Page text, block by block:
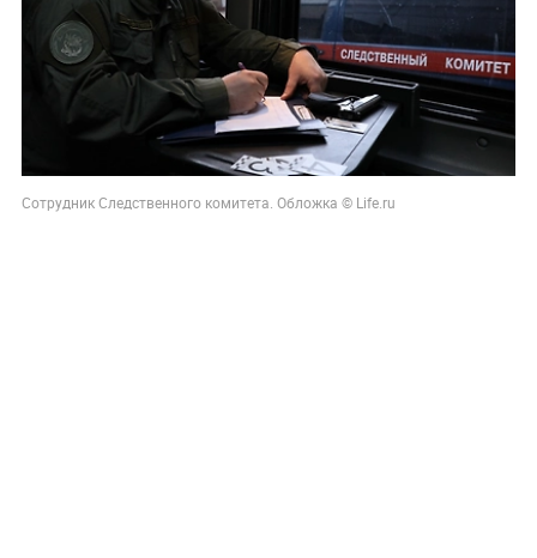
Сотрудник Следственного комитета. Обложка © Life.ru